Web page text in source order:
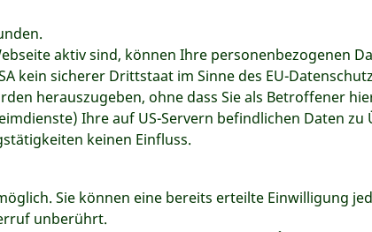
aktiv sind, können Ihre personenbezogenen
kein sicherer Drittstaat im Sinne des EU-
herauszugeben, ohne dass Sie als Betroffener
Ihre auf US-Servern befindlichen Daten
keinen Einfluss.
Sie können eine bereits erteilte Einwilligung
unberührt.